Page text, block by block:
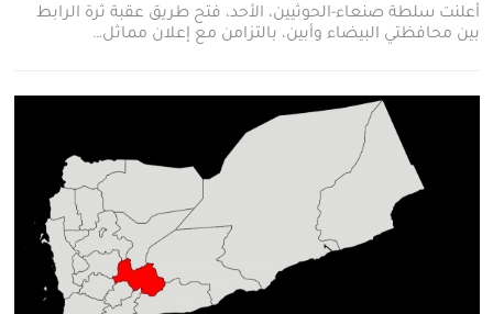
أعلنت سلطة صنعاء-الحوثيين، الأحد، فتح طريق عقبة ثرة الرابط
بين محافظتي البيضاء وأبين، بالتزامن مع إعلان مماثل…